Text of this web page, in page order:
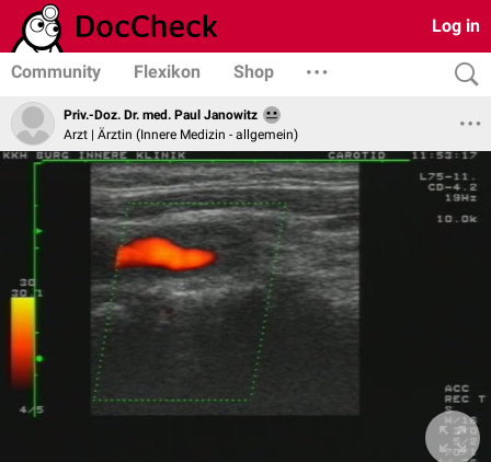
Log in
Community Flexikon Shop
Priv.-Doz. Dr. med. Paul Janowitz
Arzt | Ärztin (Innere Medizin - allgemein)